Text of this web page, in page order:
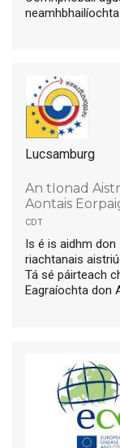
Lucsamburg
An tIonad
Aontais
cdt
Is é is aidhm
riachtanais
Tá sé páirteach
Eagraíochta don